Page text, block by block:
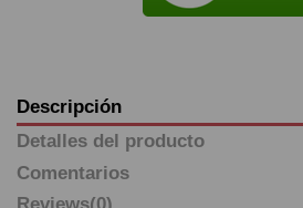
Descripción
Detalles del producto
Comentarios